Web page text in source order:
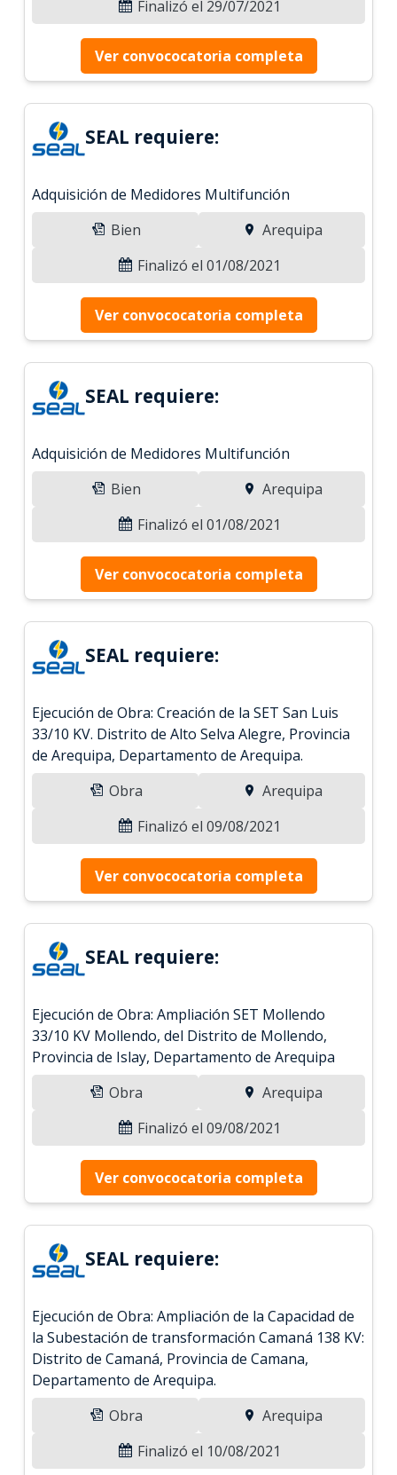
Finalizó el 29/07/2021
Ver convococatoria completa
SEAL requiere:
Adquisición de Medidores Multifunción
Bien
Arequipa
Finalizó el 01/08/2021
Ver convococatoria completa
SEAL requiere:
Adquisición de Medidores Multifunción
Bien
Arequipa
Finalizó el 01/08/2021
Ver convococatoria completa
SEAL requiere:
Ejecución de Obra: Creación de la SET San Luis
33/10 KV. Distrito de Alto Selva Alegre, Provincia
de Arequipa, Departamento de Arequipa.
Obra
Arequipa
Finalizó el 09/08/2021
Ver convococatoria completa
SEAL requiere:
Ejecución de Obra: Ampliación SET Mollendo
33/10 KV Mollendo, del Distrito de Mollendo,
Provincia de Islay, Departamento de Arequipa
Obra
Arequipa
Finalizó el 09/08/2021
Ver convococatoria completa
SEAL requiere:
Ejecución de Obra: Ampliación de la Capacidad de
la Subestación de transformación Camaná 138 KV:
Distrito de Camaná, Provincia de Camana,
Departamento de Arequipa.
Obra
Arequipa
Finalizó el 10/08/2021